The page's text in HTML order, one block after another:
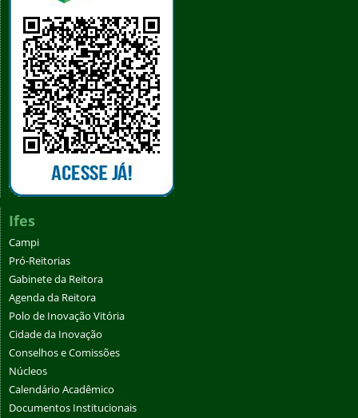
Ifes
Campi
Pró-Reitorias
Gabinete da Reitora
Agenda da Reitora
Polo de Inovação Vitória
Cidade da Inovação
Conselhos e Comissões
Núcleos
Calendário Acadêmico
Documentos Institucionais